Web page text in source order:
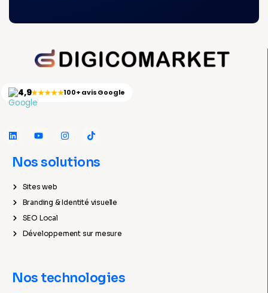
4,9★★★★★100+ avis Google
Nos solutions
Sites web
Branding & Identité visuelle
SEO Local
Développement sur mesure
Nos technologies